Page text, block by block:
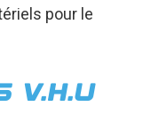
pour le
V.H.U